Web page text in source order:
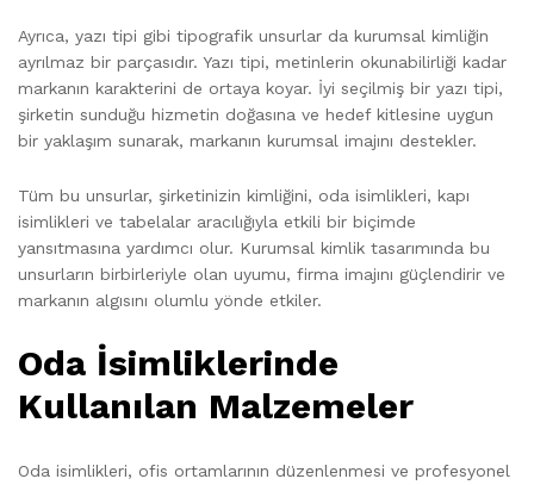
Ayrıca, yazı tipi gibi tipografik unsurlar da kurumsal kimliğin
ayrılmaz bir parçasıdır. Yazı tipi, metinlerin okunabilirliği kadar
markanın karakterini de ortaya koyar. İyi seçilmiş bir yazı tipi,
şirketin sunduğu hizmetin doğasına ve hedef kitlesine uygun
bir yaklaşım sunarak, markanın kurumsal imajını destekler.
Tüm bu unsurlar, şirketinizin kimliğini, oda isimlikleri, kapı
isimlikleri ve tabelalar aracılığıyla etkili bir biçimde
yansıtmasına yardımcı olur. Kurumsal kimlik tasarımında bu
unsurların birbirleriyle olan uyumu, firma imajını güçlendirir ve
markanın algısını olumlu yönde etkiler.
Oda İsimliklerinde
Kullanılan Malzemeler
Oda isimlikleri, ofis ortamlarının düzenlenmesi ve profesyonel